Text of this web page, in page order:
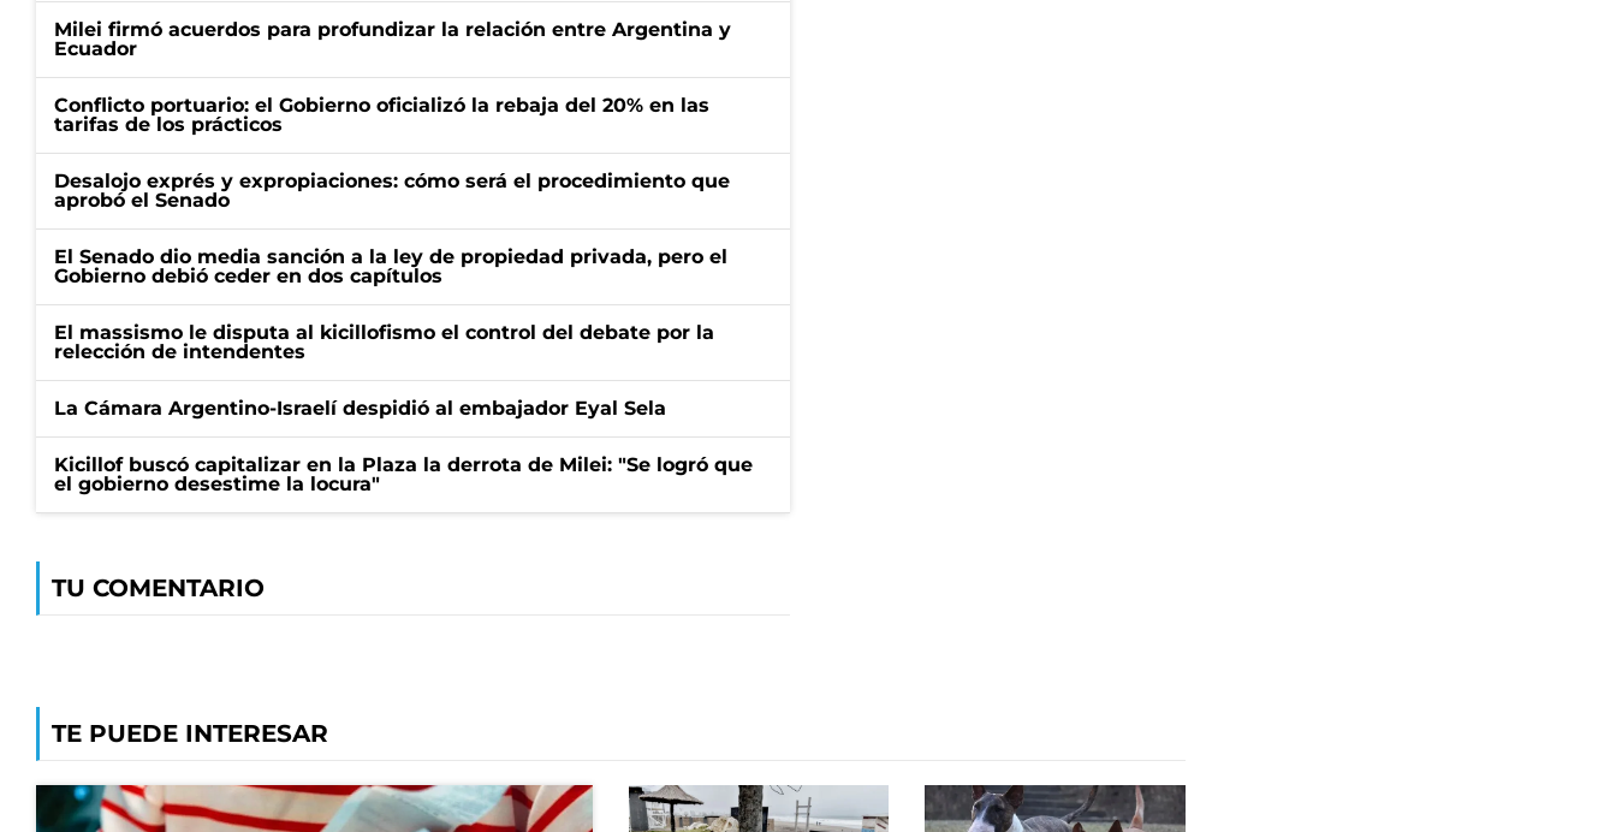
Milei firmó acuerdos para profundizar la relación entre Argentina y
Ecuador
Conflicto portuario: el Gobierno oficializó la rebaja del 20% en las
tarifas de los prácticos
Desalojo exprés y expropiaciones: cómo será el procedimiento que
aprobó el Senado
El Senado dio media sanción a la ley de propiedad privada, pero el
Gobierno debió ceder en dos capítulos
El massismo le disputa al kicillofismo el control del debate por la
relección de intendentes
La Cámara Argentino-Israelí despidió al embajador Eyal Sela
Kicillof buscó capitalizar en la Plaza la derrota de Milei: "Se logró que
el gobierno desestime la locura"
TU COMENTARIO
TE PUEDE INTERESAR